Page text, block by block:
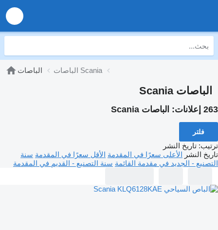
الباصات الباصات Scania
الباصات Scania
263 إعلانات: الباصات Scania
فلتر
ترتيب: تاريخ النشر
تاريخ النشر الأعلى سعرًا في المقدمة الأقل سعرًا في المقدمة سنة
التصنيع - الجديد في مقدمة القائمة سنة التصنيع - القديم في المقدمة